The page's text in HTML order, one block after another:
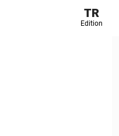
TR
Edition